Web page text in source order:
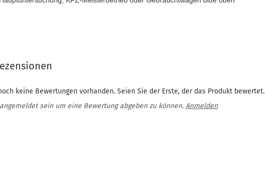
keine Bewertungen vorhanden. Seien Sie der Erste, der das Produkt bewertet.
sein um eine Bewertung abgeben zu können. Anmelden